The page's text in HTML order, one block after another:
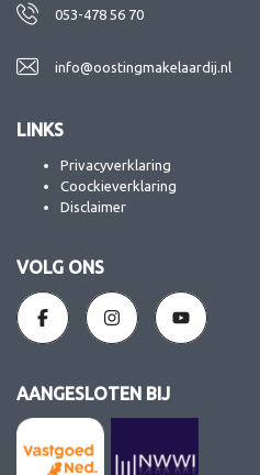
053-478 56 70
info@oostingmakelaardij.nl
LINKS
Privacyverklaring
Coockieverklaring
Disclaimer
VOLG ONS
AANGESLOTEN BIJ